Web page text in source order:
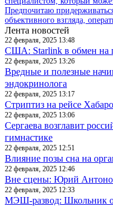
Предпочитаю
объективного взгляда,
Лента новостей
22 февраля, 2025 13:48
США: Starlink в обмен на
22 февраля, 2025 13:26
Вредные и полезные
эндокринолога
22 февраля, 2025 13:17
Стриптиз на рейсе
22 февраля, 2025 13:06
Сергаева возглавит
гимнастике
22 февраля, 2025 12:51
Влияние позы сна на
22 февраля, 2025 12:46
Вне сцены: Юрий
22 февраля, 2025 12:33
МЭШ-развод: Школьник